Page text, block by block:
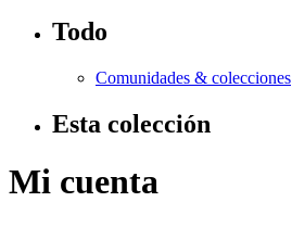
Todo
Comunidades & colecciones
Esta colección
Mi cuenta